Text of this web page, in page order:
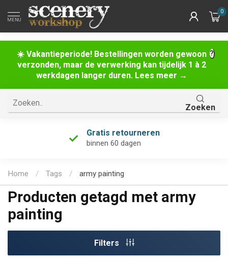
☀️ Vakantieperiode! Bestellingen worden gewoon
verzonden, maar de verwerking kan tijdelijk 1 à 2
werkdagen langer duren. Lees meer →
MENU
0
Zoeken
Gratis retourneren
binnen 60 dagen
Home / Tags / army painting
Producten getagd met army
painting
Filters